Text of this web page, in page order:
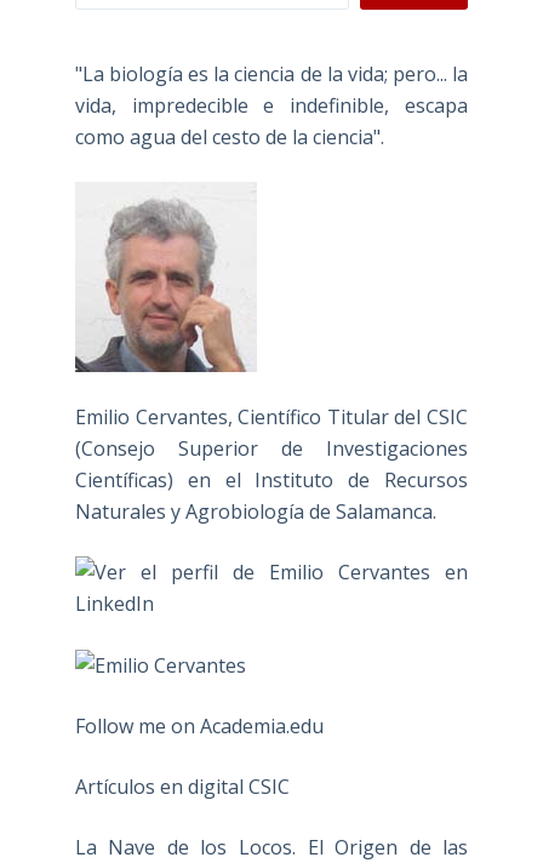
"La biología es la ciencia de la vida; pero... la
vida, impredecible e indefinible, escapa
como agua del cesto de la ciencia".
Emilio Cervantes, Científico Titular del CSIC
(Consejo Superior de Investigaciones
Científicas) en el Instituto de Recursos
Naturales y Agrobiología de Salamanca.
Follow me on Academia.edu
Artículos en digital CSIC
La Nave de los Locos. El Origen de las